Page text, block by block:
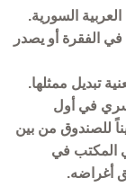
الفقرة أو يصدر
تبديل ممثلها.
السري في أول
للصندوق من بين
المكتب في
أغراضه.